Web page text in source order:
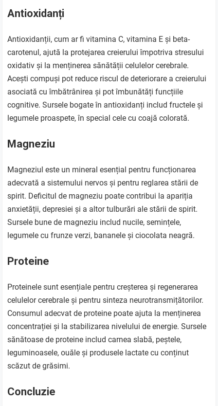
Antioxidanți
Antioxidanții, cum ar fi vitamina C, vitamina E și beta-
carotenul, ajută la protejarea creierului împotriva stresului
oxidativ și la menținerea sănătății celulelor cerebrale.
Acești compuși pot reduce riscul de deteriorare a creierului
asociată cu îmbătrânirea și pot îmbunătăți funcțiile
cognitive. Sursele bogate în antioxidanți includ fructele și
legumele proaspete, în special cele cu coajă colorată.
Magneziu
Magneziul este un mineral esențial pentru funcționarea
adecvată a sistemului nervos și pentru reglarea stării de
spirit. Deficitul de magneziu poate contribui la apariția
anxietății, depresiei și a altor tulburări ale stării de spirit.
Sursele bune de magneziu includ nucile, semințele,
legumele cu frunze verzi, bananele și ciocolata neagră.
Proteine
Proteinele sunt esențiale pentru creșterea și regenerarea
celulelor cerebrale și pentru sinteza neurotransmițătorilor.
Consumul adecvat de proteine poate ajuta la menținerea
concentrației și la stabilizarea nivelului de energie. Sursele
sănătoase de proteine includ carnea slabă, peștele,
leguminoasele, ouăle și produsele lactate cu conținut
scăzut de grăsimi.
Concluzie